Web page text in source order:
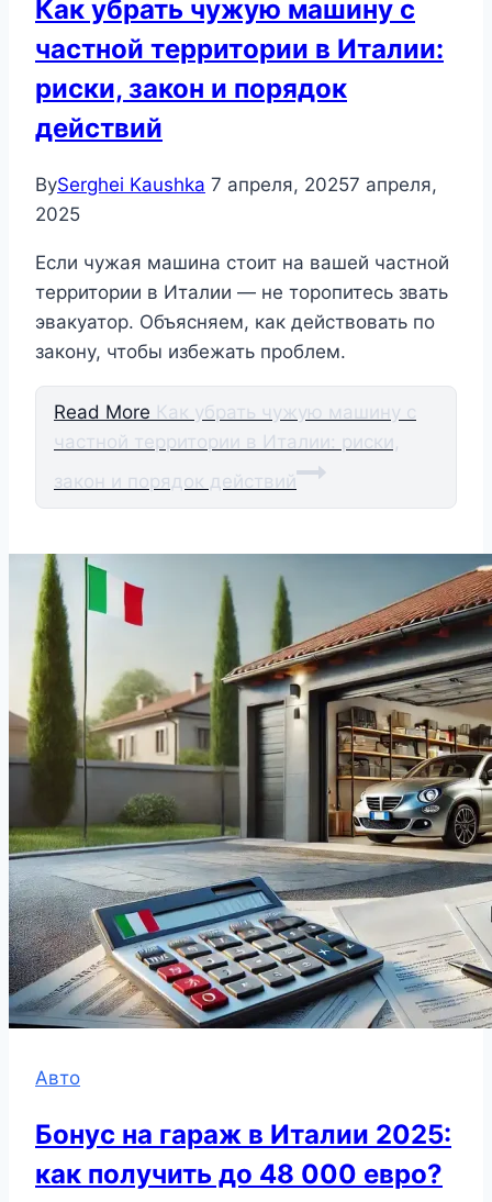
Как убрать чужую машину с
частной территории в Италии:
риски, закон и порядок
действий
BySerghei Kaushka 7 апреля, 20257 апреля,
2025
Если чужая машина стоит на вашей частной
территории в Италии — не торопитесь звать
эвакуатор. Объясняем, как действовать по
закону, чтобы избежать проблем.
Read More Как убрать чужую машину с
частной территории в Италии: риски,
закон и порядок действий
Авто
Бонус на гараж в Италии 2025:
как получить до 48 000 евро?